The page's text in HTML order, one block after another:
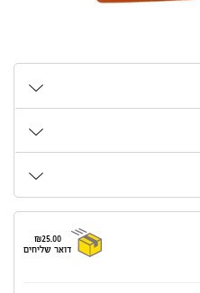
₪25.00
דואר שליחים